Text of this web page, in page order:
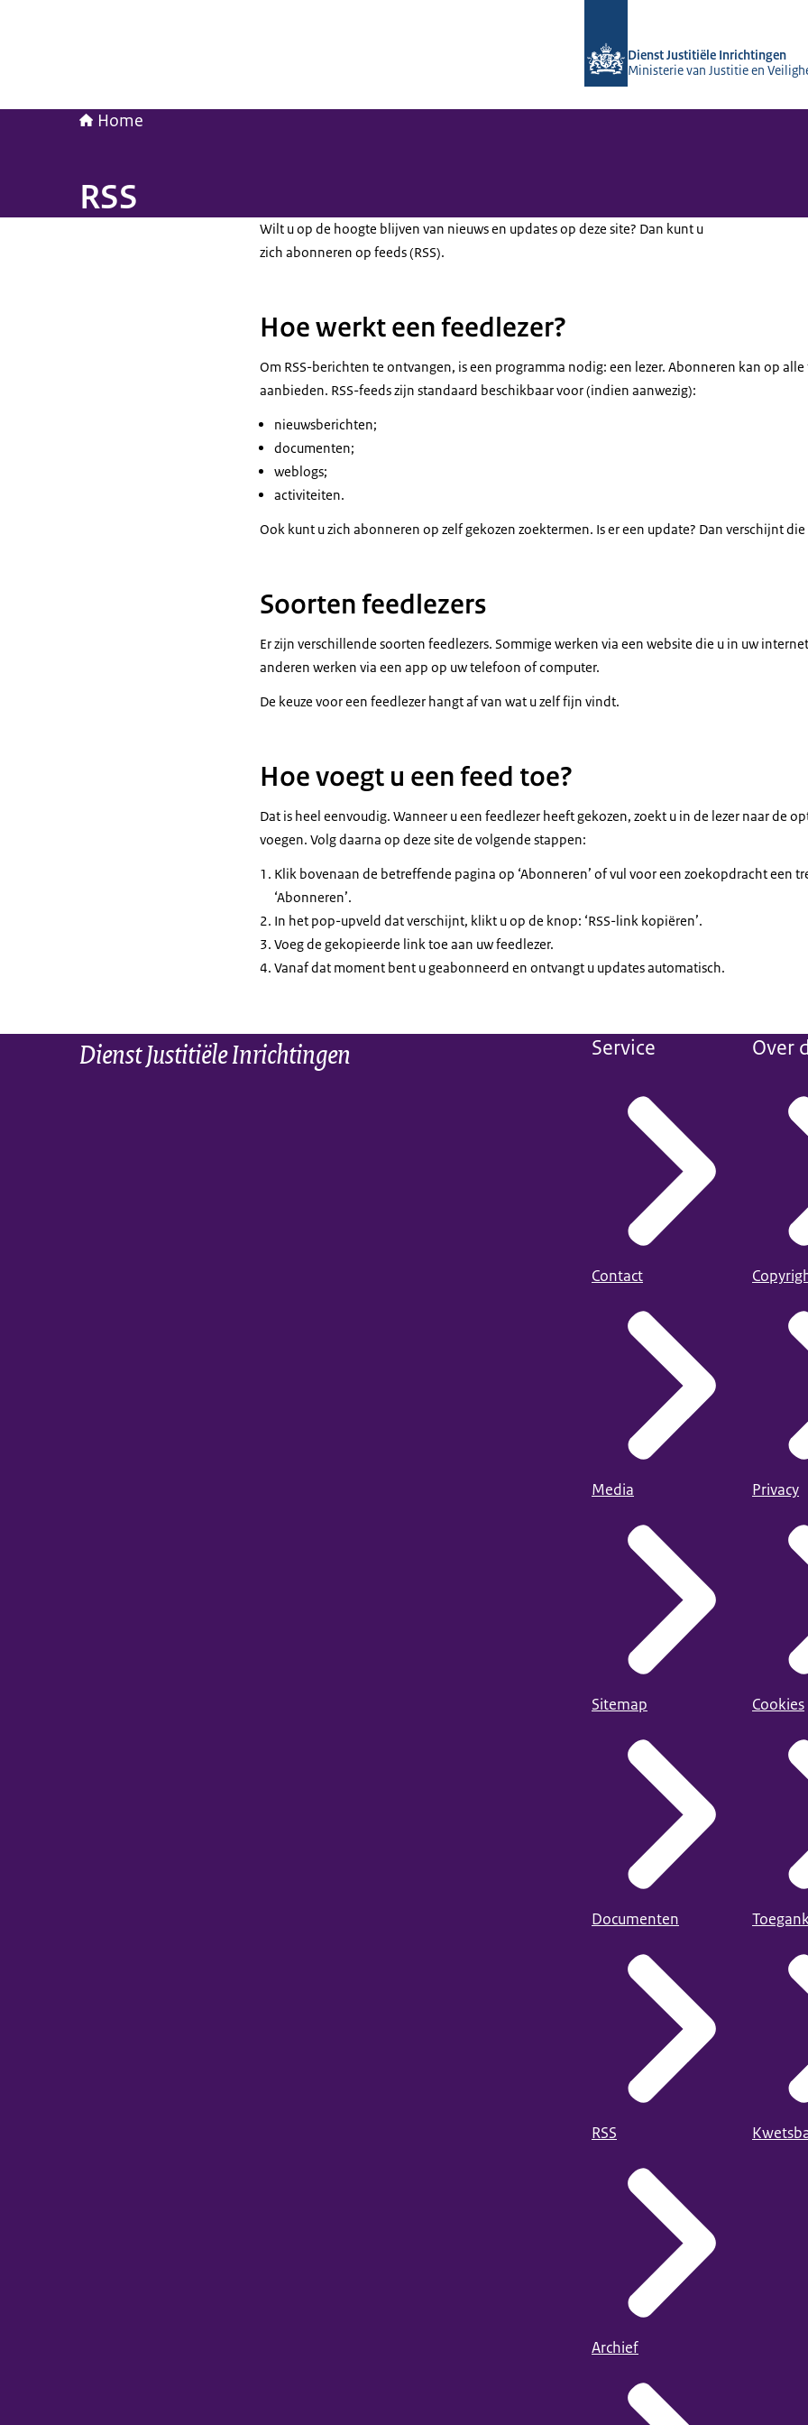
Dienst Justitiële Inrichtingen
Ministerie van Justitie en
Home
RSS
Wilt u op de hoogte blijven van nieuws en updates op deze site? Dan kunt u
zich abonneren op feeds (RSS).
Hoe werkt een feedlezer?
Om RSS-berichten te ontvangen, is een programma nodig: een lezer. Abonneren kan op
aanbieden. RSS-feeds zijn standaard beschikbaar voor (indien aanwezig):
nieuwsberichten;
documenten;
weblogs;
activiteiten.
Ook kunt u zich abonneren op zelf gekozen zoektermen. Is er een update? Dan verschijnt
Soorten feedlezers
Er zijn verschillende soorten feedlezers. Sommige werken via een website die u in uw
anderen werken via een app op uw telefoon of computer.
De keuze voor een feedlezer hangt af van wat u zelf fijn vindt.
Hoe voegt u een feed toe?
Dat is heel eenvoudig. Wanneer u een feedlezer heeft gekozen, zoekt u in de lezer naar de
voegen. Volg daarna op deze site de volgende stappen:
Klik bovenaan de betreffende pagina op ‘Abonneren’ of vul voor een zoekopdracht een
‘Abonneren’.
In het pop-upveld dat verschijnt, klikt u op de knop: ‘RSS-link kopiëren’.
Voeg de gekopieerde link toe aan uw feedlezer.
Vanaf dat moment bent u geabonneerd en ontvangt u updates automatisch.
Dienst Justitiële Inrichtingen Service
Contact
Media
Sitemap
Documenten
RSS
Archief
Over
Privacy
Cookies